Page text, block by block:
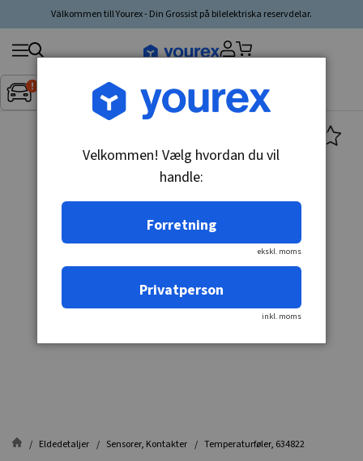
Välkommen till Yourex - Din Grossist på bilelektriska reservdelar.
Inget fordon valt▼
Søg
produkt,
producent,
Eldedetaljer Sensorer, Kontakter Temperaturføler, 634822
Velkommen! Vælg hvordan du vil
handle:
Forretning
ekskl. moms
Privatperson
inkl. moms